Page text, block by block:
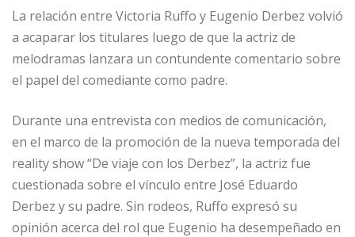
La relación entre Victoria Ruffo y Eugenio Derbez volvió
a acaparar los titulares luego de que la actriz de
melodramas lanzara un contundente comentario sobre
el papel del comediante como padre.
Durante una entrevista con medios de comunicación,
en el marco de la promoción de la nueva temporada del
reality show “De viaje con los Derbez”, la actriz fue
cuestionada sobre el vínculo entre José Eduardo
Derbez y su padre. Sin rodeos, Ruffo expresó su
opinión acerca del rol que Eugenio ha desempeñado en